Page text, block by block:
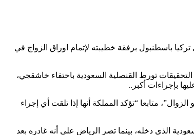
باسطنبول برفقة خطيبته لإتمام اوراق الزواج في
تورط القنصلية السعودية باختفاء خاشقجي،
بإجراءات أكبر..
متابعا “تؤكد المملكة أنها إذا تلقت أي إجراء
الذي دخله، بينما تصر الرياض على أنه غادره بعد